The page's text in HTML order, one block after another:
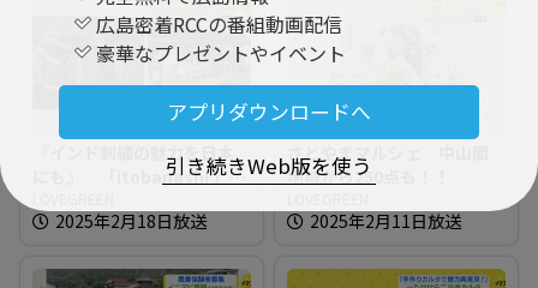
広島密着RCCの番組動画配信
豪華なプレゼントやイベント
アプリダウンロードへ
引き続きWeb版を使う
『インド刺繍の魅力を日本
にも』 「itobanashi 」東
2025年2月18日放送
さとやまマルシェ 中山間
地域から250点も！！
2025年2月11日放送